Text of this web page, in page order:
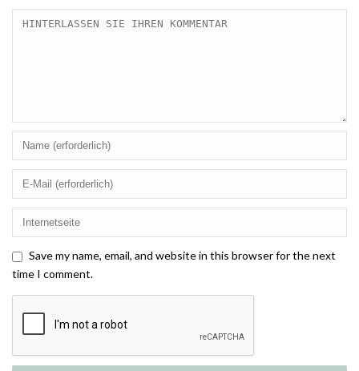
Save my name, email, and website in this browser for the next
time I comment.